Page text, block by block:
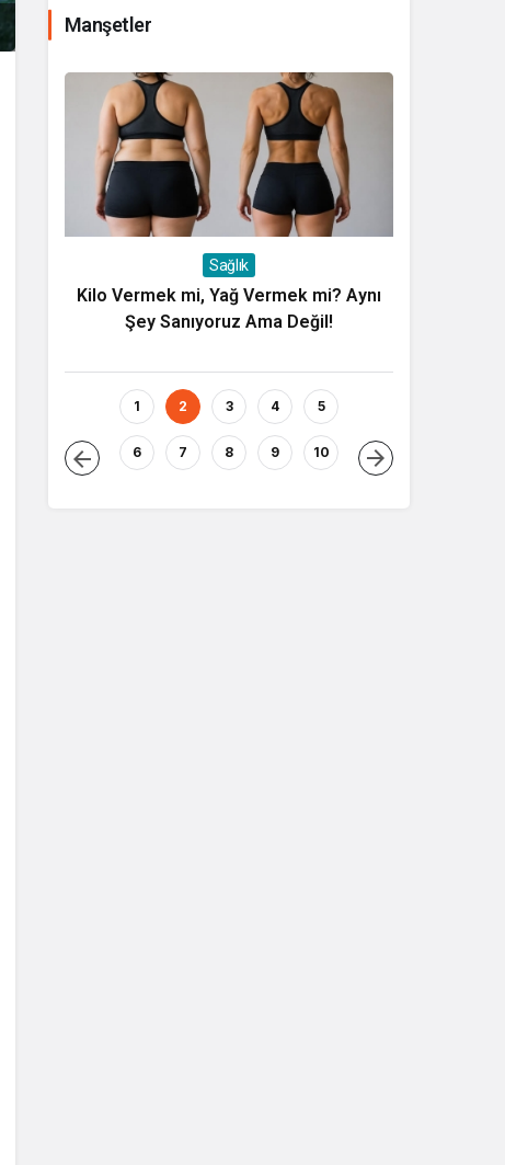
Manşetler
Sağlık
Kilo Vermek mi, Yağ Vermek mi? Aynı
Şey Sanıyoruz Ama Değil!
1 2 3 4 5
6 7 8 9 10